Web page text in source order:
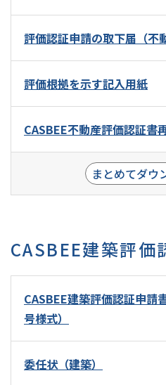
評価認証申請の取下届（不
評価根拠を示す記入用紙
CASBEE不動産評価認証書
まとめてダウ
CASBEE建築評価
CASBEE建築評価認証申請
号様式）
委任状（建築）